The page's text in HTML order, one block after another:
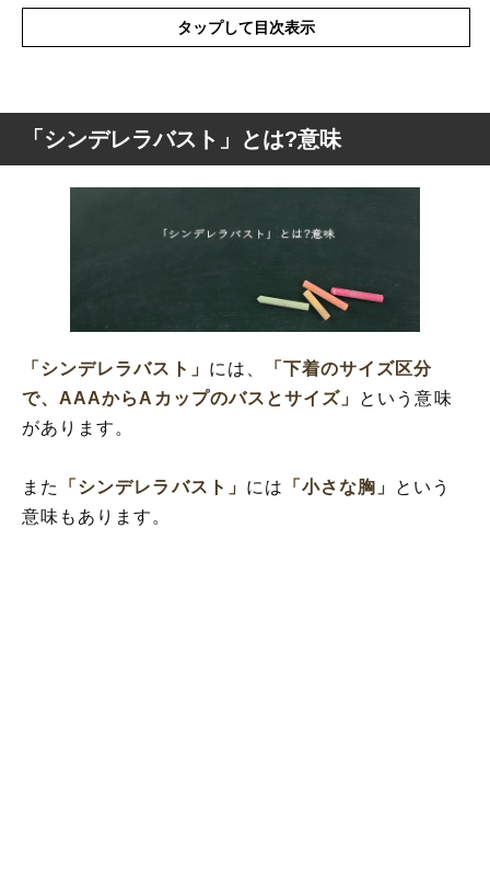
タップして目次表示
「シンデレラバスト」とは?意味
「シンデレラバスト」とは?意味
「シンデレラバスト」 には、
「下着のサイズ区分
で、AAAからAカップのバスとサイズ」
という意味
があります。
また 「シンデレラバスト」 には 「小さな胸」 という
意味もあります。